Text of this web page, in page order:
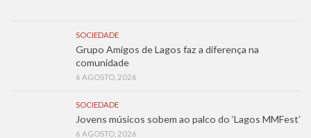
SOCIEDADE
Grupo Amigos de Lagos faz a diferença na
comunidade
6 AGOSTO, 2026
SOCIEDADE
Jovens músicos sobem ao palco do ‘Lagos MMFest’
6 AGOSTO, 2026